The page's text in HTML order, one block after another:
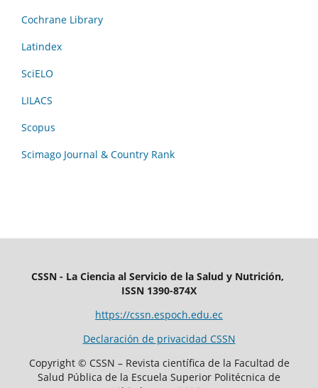
Cochrane Library
Latindex
SciELO
LILACS
Scopus
Scimago Journal & Country Rank
CSSN - La Ciencia al Servicio de la Salud y Nutrición,
ISSN 1390-874X
https://cssn.espoch.edu.ec
Declaración de privacidad CSSN
Copyright © CSSN – Revista científica de la Facultad de
Salud Pública de la Escuela Superior Politécnica de